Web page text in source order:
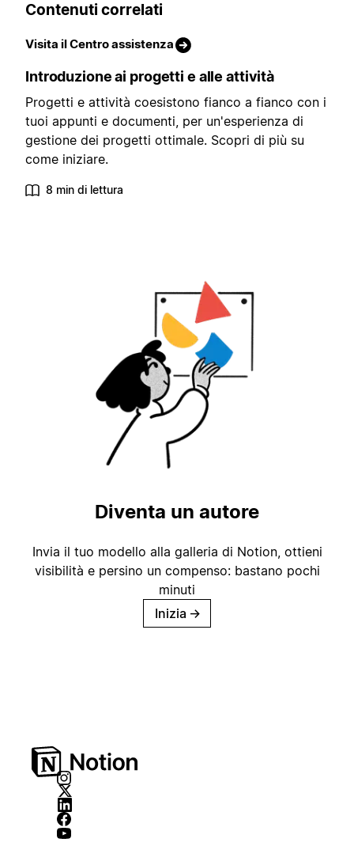
Contenuti correlati
Visita il Centro assistenza
Introduzione ai progetti e alle attività
Progetti e attività coesistono fianco a fianco con i
tuoi appunti e documenti, per un'esperienza di
gestione dei progetti ottimale. Scopri di più su
come iniziare.
8 min di lettura
Diventa un autore
Invia il tuo modello alla galleria di Notion, ottieni
visibilità e persino un compenso: bastano pochi
minuti
Inizia →